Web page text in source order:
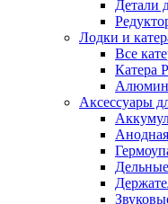
Детали
Лодки и
Все
Катера
Аксессуары